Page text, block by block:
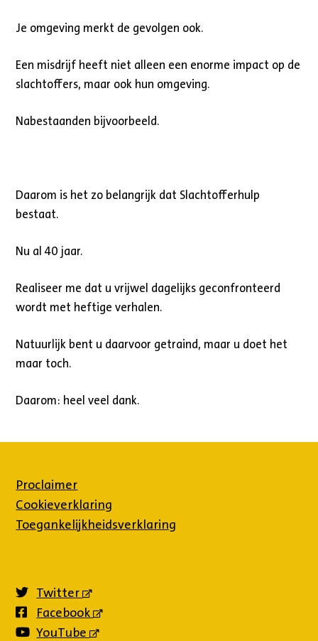
Je omgeving merkt de gevolgen ook.
Een misdrijf heeft niet alleen een enorme impact op de
slachtoffers, maar ook hun omgeving.
Nabestaanden bijvoorbeeld.
Daarom is het zo belangrijk dat Slachtofferhulp
bestaat.
Nu al 40 jaar.
Realiseer me dat u vrijwel dagelijks geconfronteerd
wordt met heftige verhalen.
Natuurlijk bent u daarvoor getraind, maar u doet het
maar toch.
Daarom: heel veel dank.
Proclaimer
Cookieverklaring
Toegankelijkheidsverklaring
Twitter
(externe
link)
Facebook
(externe
YouTube
(externe